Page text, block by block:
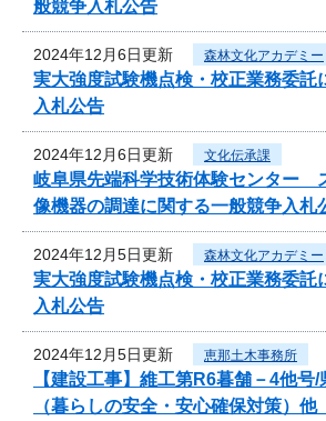
般競争入札公告
2024年12月6日更新 森林文化アカデミー
実大強度試験機点検・校正業務委託
入札公告
2024年12月6日更新 文化伝承課
岐阜県先端科学技術体験センター
像機器の調達に関する一般競争入札
2024年12月5日更新 森林文化アカデミー
実大強度試験機点検・校正業務委託
入札公告
2024年12月5日更新 恵那土木事務所
【建設工事】維工第R6暮舗－4他
（暮らしの安全・安心確保対策）他